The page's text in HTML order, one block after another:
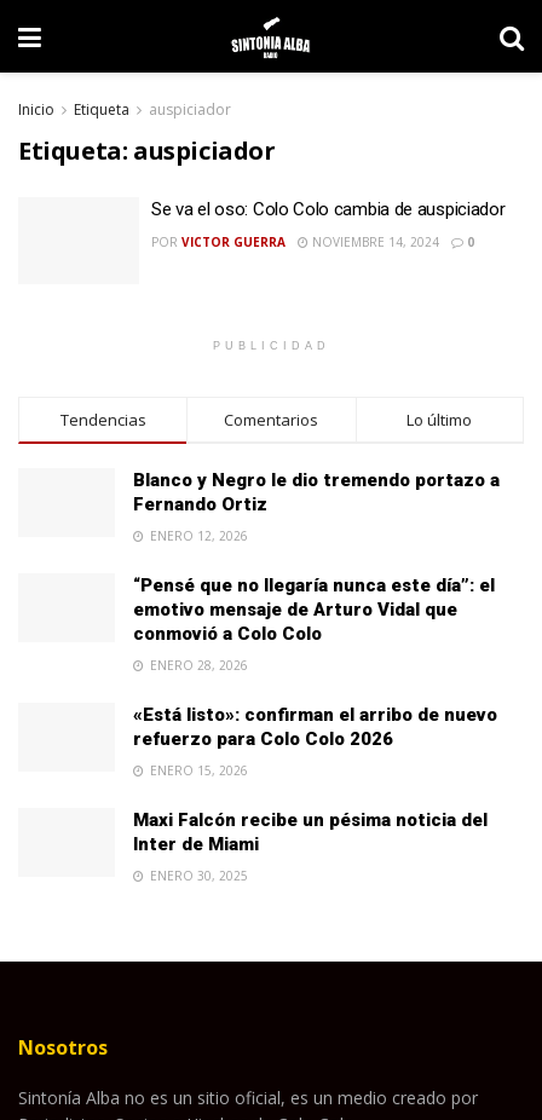
Inicio Etiqueta auspiciador
Etiqueta: auspiciador
Se va el oso: Colo Colo cambia de auspiciador
POR VICTOR GUERRA NOVIEMBRE 14, 2024 0
PUBLICIDAD
Tendencias Comentarios Lo último
Blanco y Negro le dio tremendo portazo a
Fernando Ortiz
ENERO 12, 2026
“Pensé que no llegaría nunca este día”: el
emotivo mensaje de Arturo Vidal que
conmovió a Colo Colo
ENERO 28, 2026
«Está listo»: confirman el arribo de nuevo
refuerzo para Colo Colo 2026
ENERO 15, 2026
Maxi Falcón recibe un pésima noticia del
Inter de Miami
ENERO 30, 2025
Nosotros
Sintonía Alba no es un sitio oficial, es un medio creado por